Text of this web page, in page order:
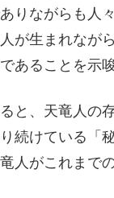
りながらも人
が生まれなが
あることを示
と、天竜人の
続けている「
人がこれまで